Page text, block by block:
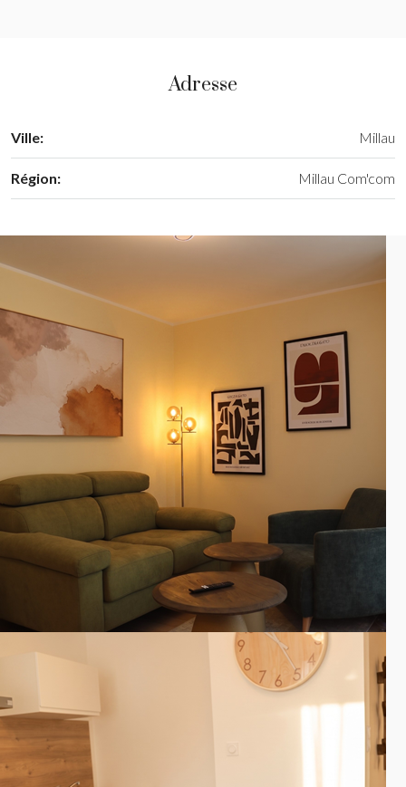
Adresse
Ville: Millau
Région: Millau Com'com